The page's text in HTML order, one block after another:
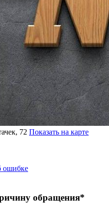
72 Показать на карте
ошибке
обращения*